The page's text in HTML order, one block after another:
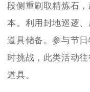
段侧重刷取精炼石
本。利用封地巡逻
道具储备。参与节
时挑战，此类活动
道具。